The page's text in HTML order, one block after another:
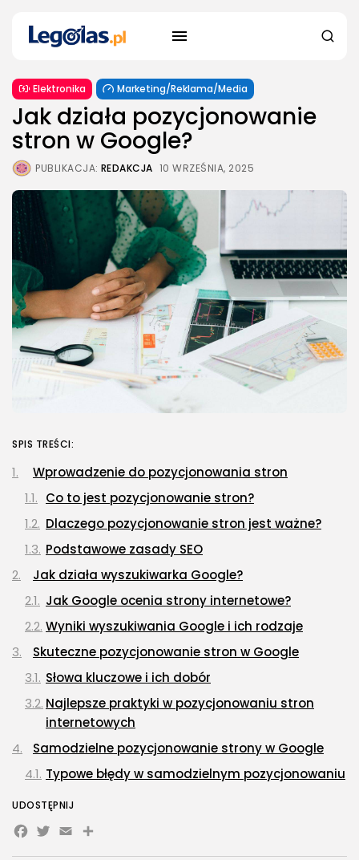
Elektronika Marketing/Reklama/Media
Jak działa pozycjonowanie
stron w Google?
PUBLIKACJA: REDAKCJA 10 WRZEŚNIA, 2025
SPIS TREŚCI:
Wprowadzenie do pozycjonowania stron
Co to jest pozycjonowanie stron?
Dlaczego pozycjonowanie stron jest ważne?
Podstawowe zasady SEO
Jak działa wyszukiwarka Google?
Jak Google ocenia strony internetowe?
Wyniki wyszukiwania Google i ich rodzaje
Skuteczne pozycjonowanie stron w Google
Słowa kluczowe i ich dobór
Najlepsze praktyki w pozycjonowaniu stron
internetowych
Samodzielne pozycjonowanie strony w Google
Typowe błędy w samodzielnym pozycjonowaniu
Koszty pozycjonowania stron w Google
Porównanie kosztów różnych metod
UDOSTĘPNIJ
Facebook
Twitter
EmailShare